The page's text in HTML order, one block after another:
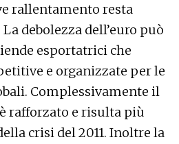
rallentamento resta
debolezza dell’euro può
esportatrici che
e organizzate per le
Complessivamente il
rafforzato e risulta più
crisi del 2011. Inoltre la